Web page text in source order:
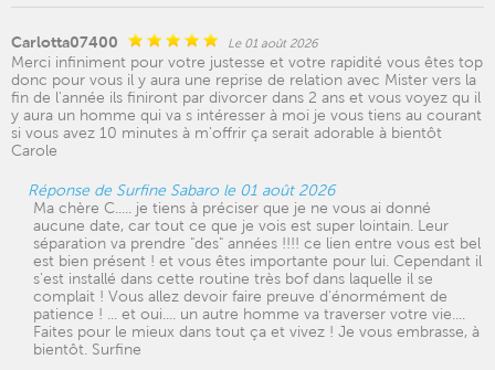
Carlotta07400 Le 01 août 2026
Merci infiniment pour votre justesse et votre rapidité vous êtes top
donc pour vous il y aura une reprise de relation avec Mister vers la
fin de l'année ils finiront par divorcer dans 2 ans et vous voyez qu il
y aura un homme qui va s intéresser à moi je vous tiens au courant
si vous avez 10 minutes à m'offrir ça serait adorable à bientôt
Carole
Réponse de Surfine Sabaro le 01 août 2026
Ma chère C..... je tiens à préciser que je ne vous ai donné
aucune date, car tout ce que je vois est super lointain. Leur
séparation va prendre "des" années !!!! ce lien entre vous est bel
est bien présent ! et vous êtes importante pour lui. Cependant il
s'est installé dans cette routine très bof dans laquelle il se
complait ! Vous allez devoir faire preuve d'énormément de
patience ! ... et oui.... un autre homme va traverser votre vie....
Faites pour le mieux dans tout ça et vivez ! Je vous embrasse, à
bientôt. Surfine